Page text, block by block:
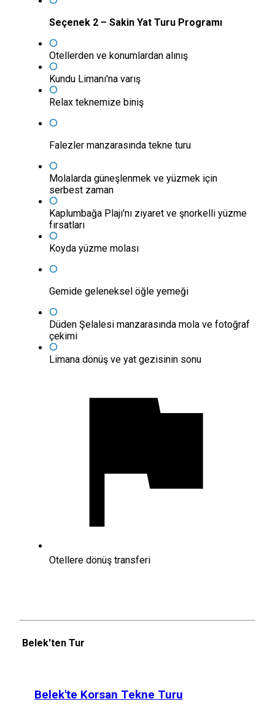
Seçenek 2 – Sakin Yat Turu Programı
Otellerden ve konumlardan alınış
Kundu Limanı'na varış
Relax teknemize biniş
Falezler manzarasında tekne turu
Molalarda güneşlenmek ve yüzmek için
serbest zaman
Kaplumbağa Plajı'nı ziyaret ve şnorkelli yüzme
fırsatları
Koyda yüzme molası
Gemide geleneksel öğle yemeği
Düden Şelalesi manzarasında mola ve fotoğraf
çekimi
Limana dönüş ve yat gezisinin sonu
Otellere dönüş transferi
Belek'ten Tur
Belek'te Korsan Tekne Turu